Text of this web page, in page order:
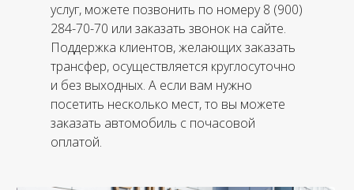
услуг, можете позвонить по номеру 8 (900)
284-70-70 или заказать звонок на сайте.
Поддержка клиентов, желающих заказать
трансфер, осуществляется круглосуточно
и без выходных. А если вам нужно
посетить несколько мест, то вы можете
заказать автомобиль с почасовой
оплатой.